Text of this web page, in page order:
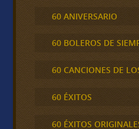
60 ANIVERSARIO
60 BOLEROS DE
60 CANCIONES DE
60 ÉXITOS
60 ÉXITOS